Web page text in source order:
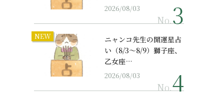
2026/08/03
No.
NEW
ニャンコ先生の開運星占
い（8/3～8/9）獅子座、
乙女座…
2026/08/03
No.